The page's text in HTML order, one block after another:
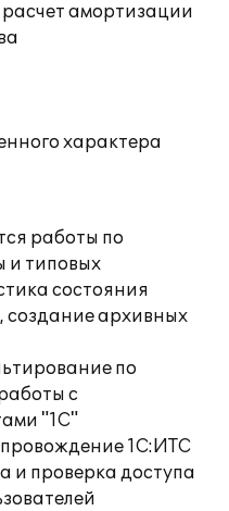
амортизации
характера
работы по
и типовых
состояния
архивных
по
с
"1С"
1С:ИТС
и проверка доступа